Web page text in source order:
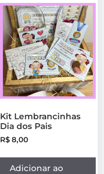
Kit Lembrancinhas
Dia dos Pais
R$ 8,00
Adicionar ao